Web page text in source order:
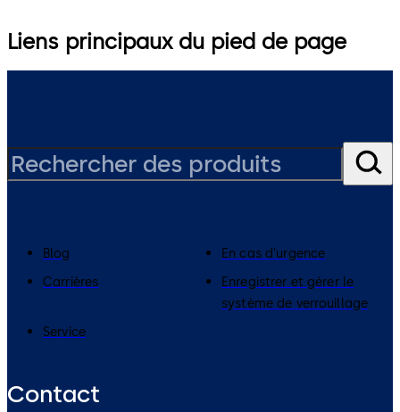
Liens principaux du pied de page
Blog
En cas d'urgence
Carrières
Enregistrer et gérer le
système de verrouillage
Service
Contact